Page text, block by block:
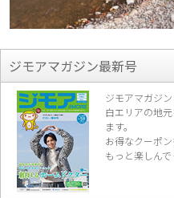
ジモアマガジン最新号
ジモアマガジ
白エリアの地
ます。
お得なクーポン
もっと楽しんで